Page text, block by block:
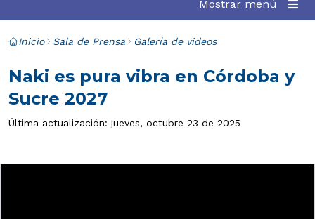
Mostrar menú
Inicio Sala de Prensa Galería de videos
Naki es pura vibra en Córdoba y
Sucre 2027
Última actualización: jueves, octubre 23 de 2025